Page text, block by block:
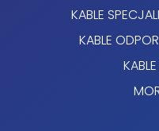
KABLE
KABLE